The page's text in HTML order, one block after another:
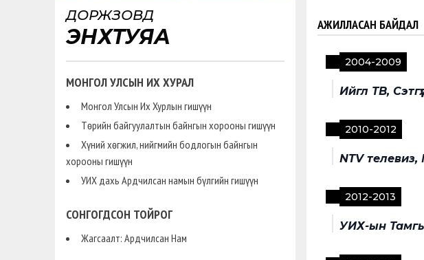
ДОРЖЗОВД
ЭНХТУЯА
МОНГОЛ УЛСЫН ИХ ХУРАЛ
Монгол Улсын Их Хурлын гишүүн
Төрийн байгуулалтын байнгын хорооны гишүүн
Хүний хөгжил, нийгмийн бодлогын байнгын
хорооны гишүүн
УИХ дахь Ардчилсан намын бүлгийн гишүүн
СОНГОГДСОН ТОЙРОГ
Жагсаалт: Ардчилсан Нам
АЖИЛЛАСАН БАЙДАЛ
2004-2009
Ийгл ТВ,
2010-2012
NTV
2012-2013
УИХ-ын